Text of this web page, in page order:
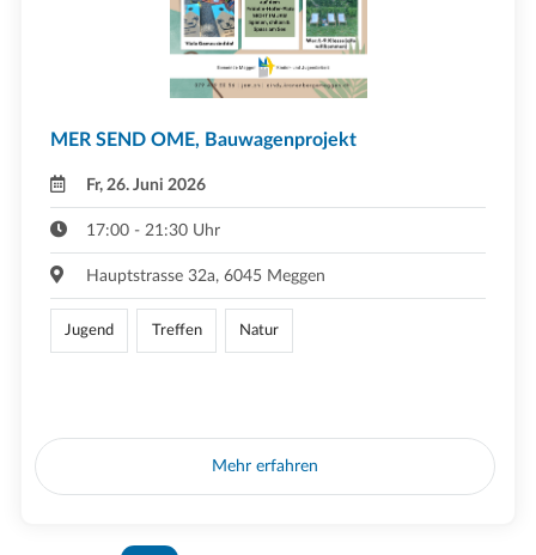
MER SEND OME, Bauwagenprojekt
Fr, 26. Juni 2026
17:00 - 21:30 Uhr
Hauptstrasse 32a, 6045 Meggen
Jugend Treffen Natur
Mehr erfahren